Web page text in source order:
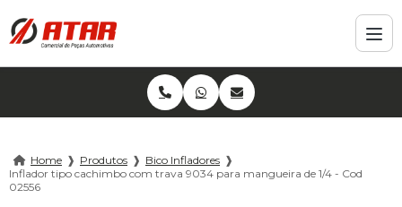
Home ❱ Produtos ❱ Bico Infladores ❱
Inflador tipo cachimbo com trava 9034 para mangueira de 1/4 - Cod
02556